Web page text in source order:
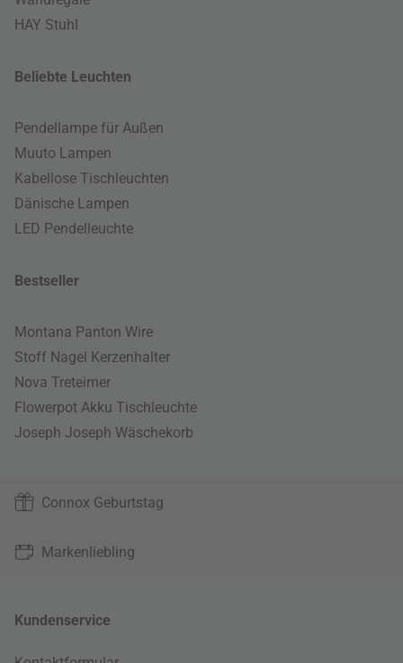
HAY Stuhl
Beliebte Leuchten
Pendellampe für Außen
Muuto Lampen
Kabellose Tischleuchten
Dänische Lampen
LED Pendelleuchte
Bestseller
Montana Panton Wire
Stoff Nagel Kerzenhalter
Nova Treteimer
Flowerpot Akku Tischleuchte
Joseph Joseph Wäschekorb
Connox Geburtstag
Markenliebling
Kundenservice